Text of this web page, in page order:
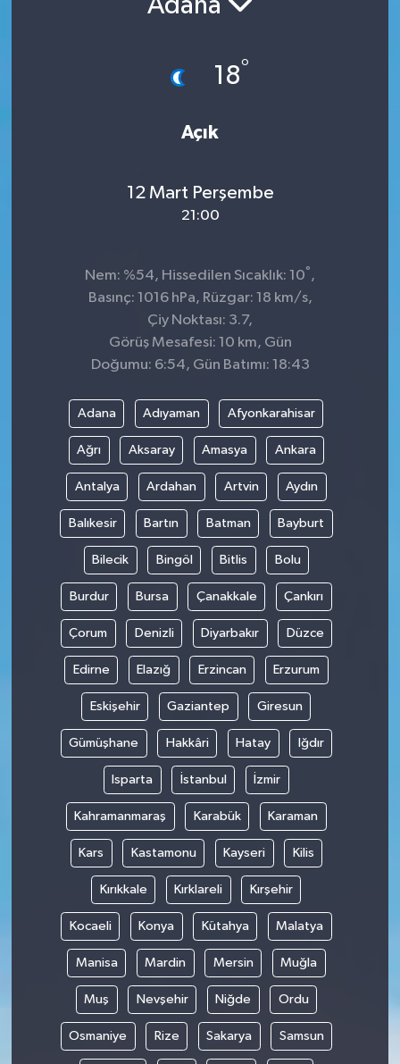
Adana
18°
Açık
12 Mart Perşembe
21:00
Nem: %54, Hissedilen Sıcaklık: 10° ,
Basınç: 1016 hPa, Rüzgar: 18 km/s,
Çiy Noktası: 3.7,
Görüş Mesafesi: 10 km, Gün
Doğumu: 6:54, Gün Batımı: 18:43
Adana Adıyaman Afyonkarahisar
Ağrı Aksaray Amasya Ankara
Antalya Ardahan Artvin Aydın
Balıkesir Bartın Batman Bayburt
Bilecik Bingöl Bitlis Bolu
Burdur Bursa Çanakkale Çankırı
Çorum Denizli Diyarbakır Düzce
Edirne Elazığ Erzincan Erzurum
Eskişehir Gaziantep Giresun
Gümüşhane Hakkâri Hatay Iğdır
Isparta İstanbul İzmir
Kahramanmaraş Karabük Karaman
Kars Kastamonu Kayseri Kilis
Kırıkkale Kırklareli Kırşehir
Kocaeli Konya Kütahya Malatya
Manisa Mardin Mersin Muğla
Muş Nevşehir Niğde Ordu
Osmaniye Rize Sakarya Samsun